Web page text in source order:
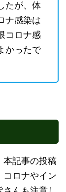
たが、体
ナ感染は
コロナ感
かったで
記事の投稿
コロナやイン